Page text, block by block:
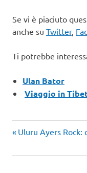
Se vi è piaciuto
anche su Twitter,
Ti potrebbe
Ulan Bator
Viaggio in
articoli
Articolo
Uluru Ayers Rock: